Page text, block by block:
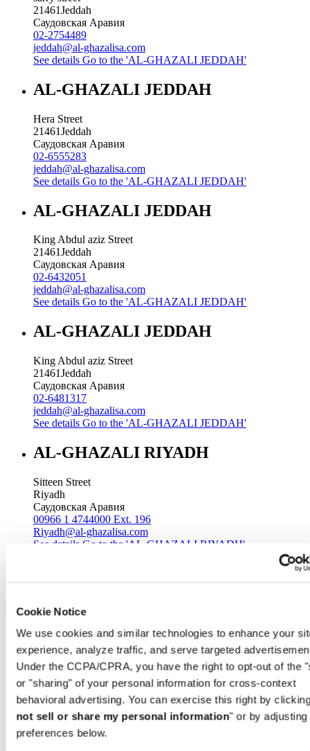
Cookie Notice
We use cookies and similar technologies to enhance your
experience, analyze traffic, and serve targeted
Under the CCPA/CPRA, you have the right to opt-out of the
or "sharing" of your personal information for cross-context
behavioral advertising. You can exercise this right by
not sell or share my personal information" or by adjusting
preferences below.
21461Jeddah
Саудовская Аравия
02-2754489
jeddah@al-ghazalisa.com
See details Go to the 'AL-GHAZALI JEDDAH'
AL-GHAZALI JEDDAH
Hera Street
21461Jeddah
Саудовская Аравия
02-6555283
jeddah@al-ghazalisa.com
See details Go to the 'AL-GHAZALI JEDDAH'
AL-GHAZALI JEDDAH
King Abdul aziz Street
21461Jeddah
Саудовская Аравия
02-6432051
jeddah@al-ghazalisa.com
See details Go to the 'AL-GHAZALI JEDDAH'
AL-GHAZALI JEDDAH
King Abdul aziz Street
21461Jeddah
Саудовская Аравия
02-6481317
jeddah@al-ghazalisa.com
See details Go to the 'AL-GHAZALI JEDDAH'
AL-GHAZALI RIYADH
Sitteen Street
Riyadh
Саудовская Аравия
00966 1 4744000 Ext. 196
Riyadh@al-ghazalisa.com
See details Go to the 'AL-GHAZALI RIYADH'
Riyadh
Саудовская Аравия
00966 1 4032968
Riyadh@al-ghazalisa.com
See detailsGo to the 'AL-GHAZALI RIYADH'
AL-GHAZALI RIYADH
Olaya
Riyadh